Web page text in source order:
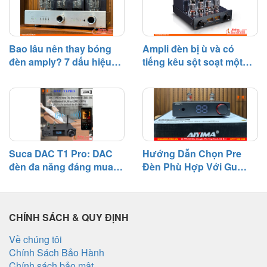
Bao lâu nên thay bóng
đèn amply? 7 dấu hiệu
Ampli đèn bị ù và có
tiếng kêu sột soạt một
cách khắc phục
Suca DAC T1 Pro: DAC
đèn đa năng đáng mua
Hướng Dẫn Chọn Pre
Đèn Phù Hợp Với Gu
CHÍNH SÁCH & QUY ĐỊNH
Về chúng tôi
Chính Sách Bảo Hành